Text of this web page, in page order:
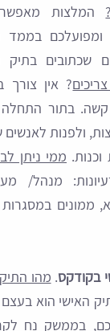
המלצות
בממד
שכתובים בתיק
? אין צורך
קשה. בתור התחלה
המלצות, ולפנות
ממי ניתן
מנהל/
ממונים במסגרות
בקודקס. מהו
האישי הוא בעצם
בממשק נח